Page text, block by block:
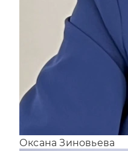
Оксана Зиновьева